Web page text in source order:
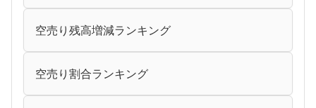
空売り残高増減ランキング
空売り割合ランキング